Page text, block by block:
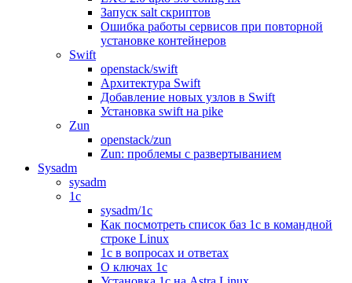
Запуск salt скриптов
Ошибка работы сервисов при повторной
установке контейнеров
Swift
openstack/swift
Архитектура Swift
Добавление новых узлов в Swift
Установка swift на pike
Zun
openstack/zun
Zun: проблемы с развертыванием
Sysadm
sysadm
1c
sysadm/1c
Как посмотреть список баз 1с в командной
строке Linux
1с в вопросах и ответах
О ключах 1с